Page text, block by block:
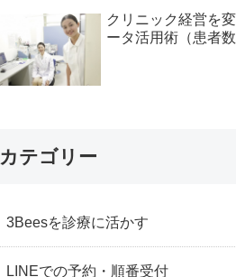
クリニック経営を
ータ活用術（患者数
カテゴリー
3Beesを診療に活かす
LINEでの予約・順番受付